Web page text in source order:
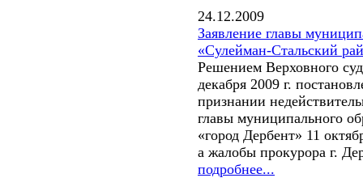
24.12.2009
Заявление главы
«Сулейман-Стальский
Решением Верховного
декабря 2009 г.
признании
главы муниципального
«город Дербент» 11
а жалобы прокурора г.
подробнее...